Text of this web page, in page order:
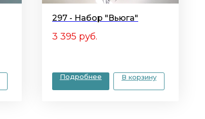
297 - Набор "Вьюга"
3 395 руб.
Подробнее В корзину